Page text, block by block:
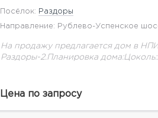
Посёлок: Раздоры
Направление: Рублево-Успенское
На продажу предлагается дом в
Раздоры-2.Планировка дома:Цоколь:
назначения 1 этаж: гардероб, с/у,
Цена по запросу